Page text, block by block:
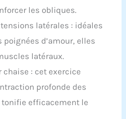
les obliques.
latérales : idéales
poignées d’amour, elles
latéraux.
chaise : cet exercice
profonde des
efficacement le